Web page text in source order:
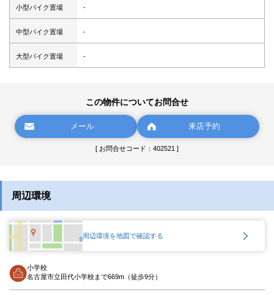
小型バイク置場 -
中型バイク置場 -
大型バイク置場 -
この物件についてお問合せ
メール 来店予約
[ お問合せコード：402521 ]
周辺環境
周辺環境を地図で確認する
小学校
名古屋市立田代小学校まで669m（徒歩9分）